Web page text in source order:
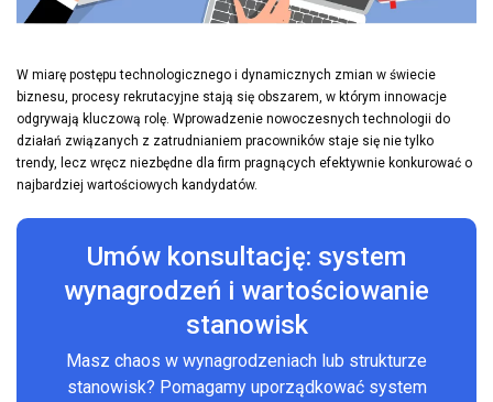
W miarę postępu technologicznego i dynamicznych zmian w świecie
biznesu, procesy rekrutacyjne stają się obszarem, w którym innowacje
odgrywają kluczową rolę. Wprowadzenie nowoczesnych technologii do
działań związanych z zatrudnianiem pracowników staje się nie tylko
trendy, lecz wręcz niezbędne dla firm pragnących efektywnie konkurować o
najbardziej wartościowych kandydatów.
Umów konsultację: system
wynagrodzeń i wartościowanie
stanowisk
Masz chaos w wynagrodzeniach lub strukturze
stanowisk? Pomagamy uporządkować system